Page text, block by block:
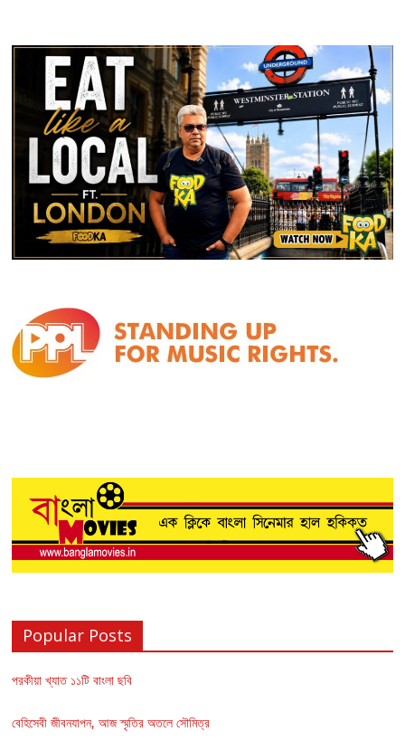
Popular Posts
পরকীয়া খ্যাত ১১টি বাংলা ছবি
বেহিসেবী জীবনযাপন, আজ স্মৃতির অতলে সৌমিত্র